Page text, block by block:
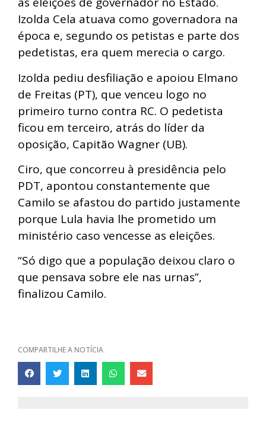
Izolda Cela atuava como governadora na
época e, segundo os petistas e parte dos
pedetistas, era quem merecia o cargo.
Izolda pediu desfiliação e apoiou Elmano
de Freitas (PT), que venceu logo no
primeiro turno contra RC. O pedetista
ficou em terceiro, atrás do líder da
oposição, Capitão Wagner (UB).
Ciro, que concorreu à presidência pelo
PDT, apontou constantemente que
Camilo se afastou do partido justamente
porque Lula havia lhe prometido um
ministério caso vencesse as eleições.
“Só digo que a população deixou claro o
que pensava sobre ele nas urnas”,
finalizou Camilo.
COMPARTILHE A NOTÍCIA